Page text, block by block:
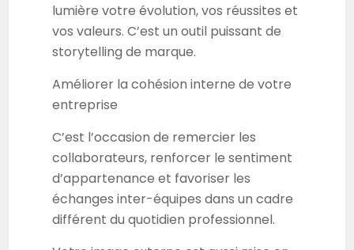
lumière votre évolution, vos réussites et
vos valeurs. C’est un outil puissant de
storytelling de marque.
Améliorer la cohésion interne de votre
entreprise
C’est l’occasion de remercier les
collaborateurs, renforcer le sentiment
d’appartenance et favoriser les
échanges inter-équipes dans un cadre
différent du quotidien professionnel.